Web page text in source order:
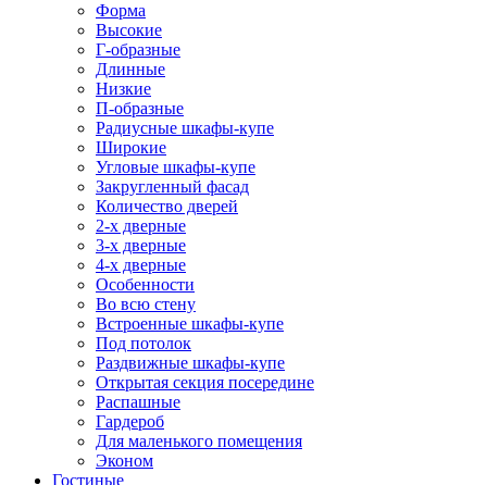
Форма
Высокие
Г-образные
Длинные
Низкие
П-образные
Радиусные шкафы-купе
Широкие
Угловые шкафы-купе
Закругленный фасад
Количество дверей
2-х дверные
3-х дверные
4-х дверные
Особенности
Во всю стену
Встроенные шкафы-купе
Под потолок
Раздвижные шкафы-купе
Открытая секция посередине
Распашные
Гардероб
Для маленького помещения
Эконом
Гостиные